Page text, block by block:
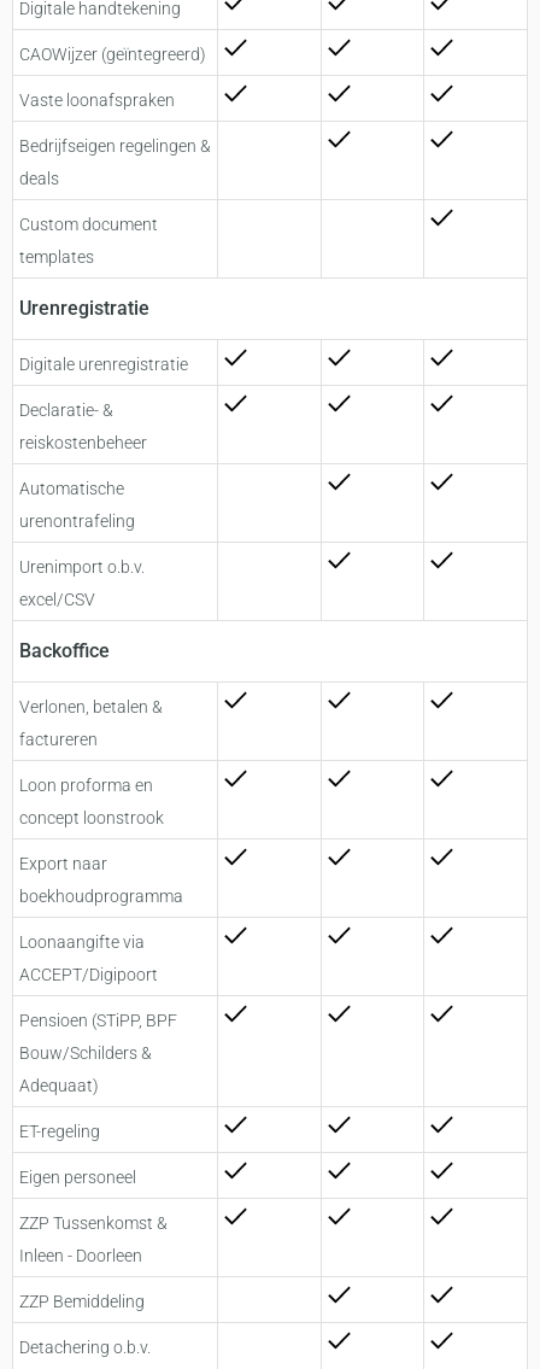
Digitale handtekening
CAOWijzer (geïntegreerd)
Vaste loonafspraken
Bedrijfseigen regelingen &
deals
Custom document
templates
Urenregistratie
Digitale urenregistratie
Declaratie- &
reiskostenbeheer
Automatische
urenontrafeling
Urenimport o.b.v.
excel/CSV
Backoffice
Verlonen, betalen &
factureren
Loon proforma en
concept loonstrook
Export naar
boekhoudprogramma
Loonaangifte via
ACCEPT/Digipoort
Pensioen (STiPP, BPF
Bouw/Schilders &
Adequaat)
ET-regeling
Eigen personeel
ZZP Tussenkomst &
Inleen - Doorleen
ZZP Bemiddeling
Detachering o.b.v.